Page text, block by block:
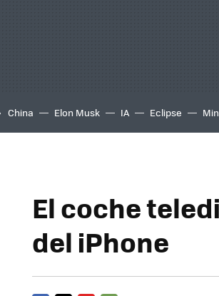
China Elon Musk IA Eclipse
El coche
del iPhone